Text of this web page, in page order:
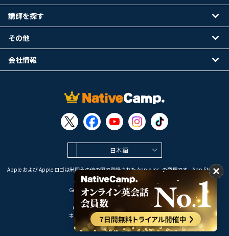
日本語
Apple および Apple ロゴは米国その他の国で登録された Apple Inc. の商標です。App Store は
Apple Inc. のサービスマークです。
Google Play は Google LLC の商標です。
Copyright © 2026 オンライン英会話
ネイティブキャンプ All Rights Reserved.
講師を探す
その他
会社情報